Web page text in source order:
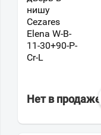
нишу
Cezares
Elena W-B-
11-30+90-P-
Cr-L
Нет в продаже